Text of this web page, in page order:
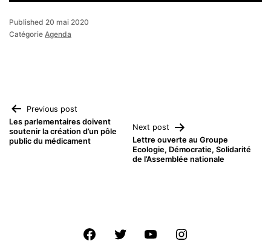
Published 20 mai 2020
Catégorie Agenda
Navigation
de
Previous post
Les parlementaires doivent
soutenir la création d’un pôle
public du médicament
Next post
Lettre ouverte au Groupe
Ecologie, Démocratie, Solidarité
de l’Assemblée nationale
FacebookTwitter Youtube